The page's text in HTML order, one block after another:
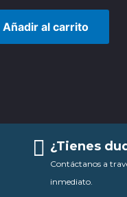
Añadir al carrito
¿Tienes
Contáctanos a
inmediato.